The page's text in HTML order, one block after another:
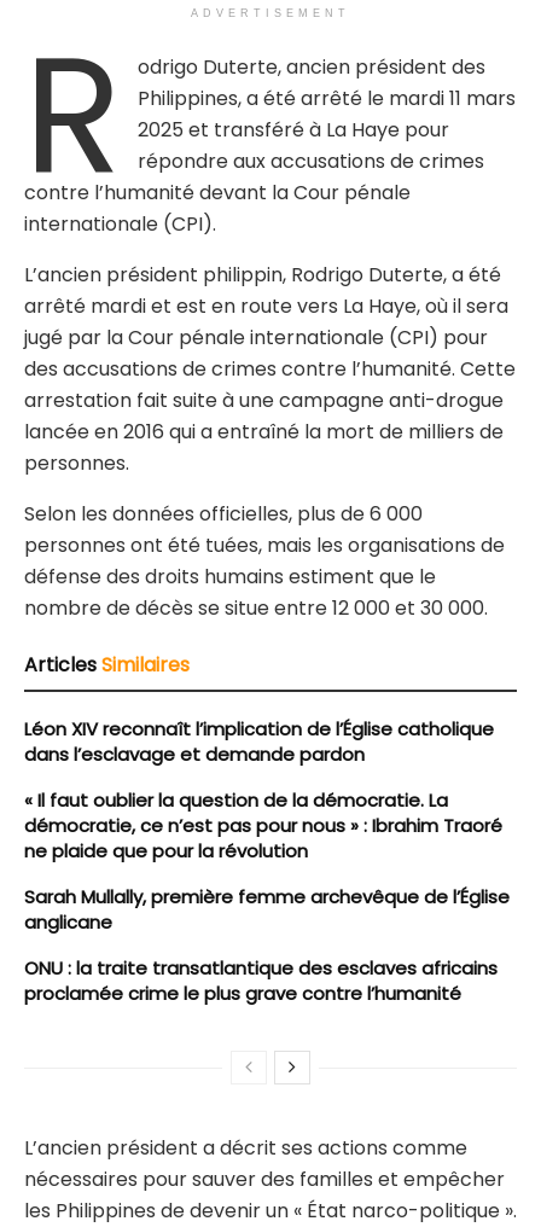
ADVERTISEMENT
R
odrigo Duterte, ancien président des
Philippines, a été arrêté le mardi 11 mars
2025 et transféré à La Haye pour
répondre aux accusations de crimes
contre l’humanité devant la Cour pénale
internationale (CPI).
L’ancien président philippin, Rodrigo Duterte, a été
arrêté mardi et est en route vers La Haye, où il sera
jugé par la Cour pénale internationale (CPI) pour
des accusations de crimes contre l’humanité. Cette
arrestation fait suite à une campagne anti-drogue
lancée en 2016 qui a entraîné la mort de milliers de
personnes.
Selon les données officielles, plus de 6 000
personnes ont été tuées, mais les organisations de
défense des droits humains estiment que le
nombre de décès se situe entre 12 000 et 30 000.
ArticlesSimilaires
Léon XIV reconnaît l’implication de l’Église catholique
dans l’esclavage et demande pardon
« Il faut oublier la question de la démocratie. La
démocratie, ce n’est pas pour nous » : Ibrahim Traoré
ne plaide que pour la révolution
Sarah Mullally, première femme archevêque de l’Église
anglicane
ONU : la traite transatlantique des esclaves africains
proclamée crime le plus grave contre l’humanité
L’ancien président a décrit ses actions comme
nécessaires pour sauver des familles et empêcher
les Philippines de devenir un « État narco-politique ».